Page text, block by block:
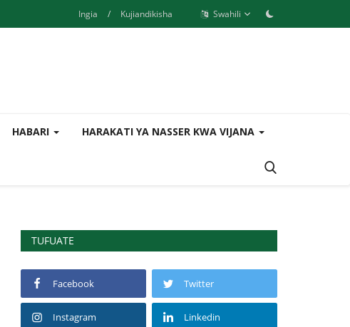
Ingia / Kujiandikisha Swahili
HABARI HARAKATI YA NASSER KWA VIJANA
TUFUATE
Facebook Twitter
Instagram Linkedin